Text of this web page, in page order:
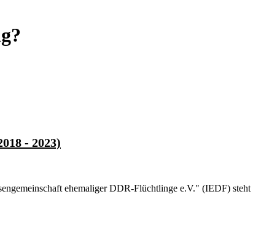
- 2023)
ehemaliger DDR-Flüchtlinge e.V." (IEDF)